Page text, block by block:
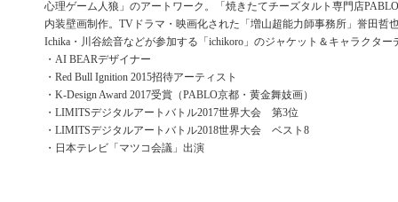
心理ゲーム人狼」のアートワーク。「焼きたてチーズタルト専門店
内装壁画制作。TVドラマ・映画化された「増山超能力師事務所」誉田哲
Ichika・川谷絵音などが参加する「ichikoro」のジャケット＆キャラクター
・AI BEARデザイナー
・Red Bull Ignition 2015招待アーティスト
・K-Design Award 2017受賞（PABLO京都・黄金舞妓画）
・LIMITSデジタルアートバトル2017世界大会 第3位
・LIMITSデジタルアートバトル2018世界大会 ベスト8
・日本テレビ「マツコ会議」出演